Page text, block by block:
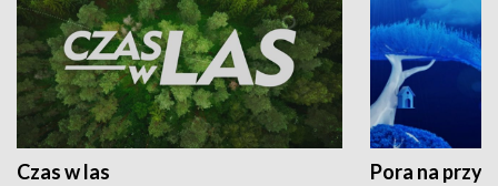
Czas w las Pora na